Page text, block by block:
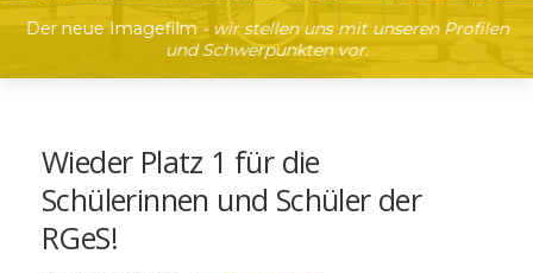
Der neue Imagefilm - wir stellen uns mit unseren Profilen
und Schwerpunkten vor.
Wieder Platz 1 für die
Schülerinnen und Schüler der
RGeS!